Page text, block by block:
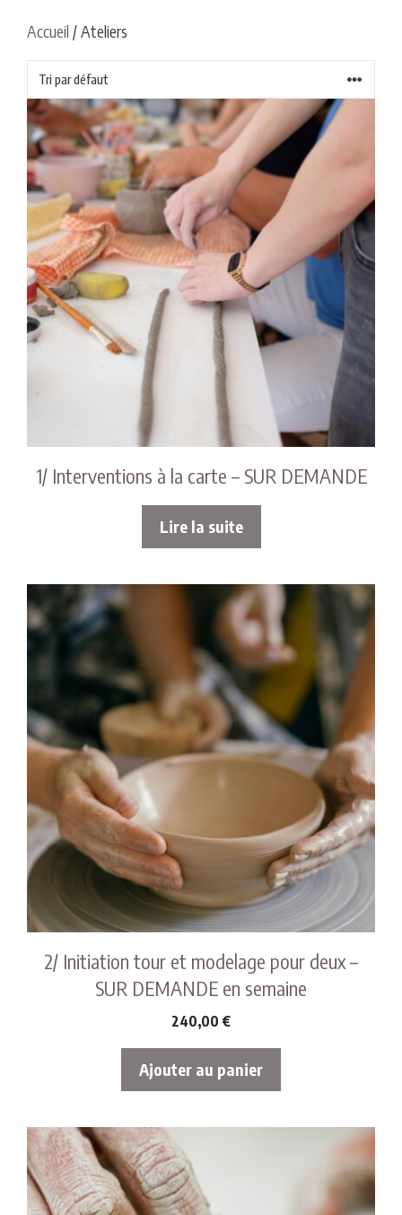
Accueil / Ateliers
1/ Interventions à la carte – SUR DEMANDE
Lire la suite
2/ Initiation tour et modelage pour deux –
SUR DEMANDE en semaine
240,00 €
Ajouter au panier